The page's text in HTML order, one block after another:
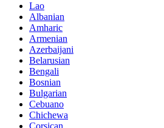
Lao
Albanian
Amharic
Armenian
Azerbaijani
Belarusian
Bengali
Bosnian
Bulgarian
Cebuano
Chichewa